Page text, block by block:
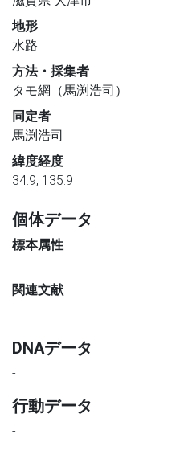
地形
水路
方法・採集者
タモ網（馬渕浩司）
同定者
馬渕浩司
緯度経度
34.9, 135.9
個体データ
標本属性
-
関連文献
-
DNAデータ
-
行動データ
-